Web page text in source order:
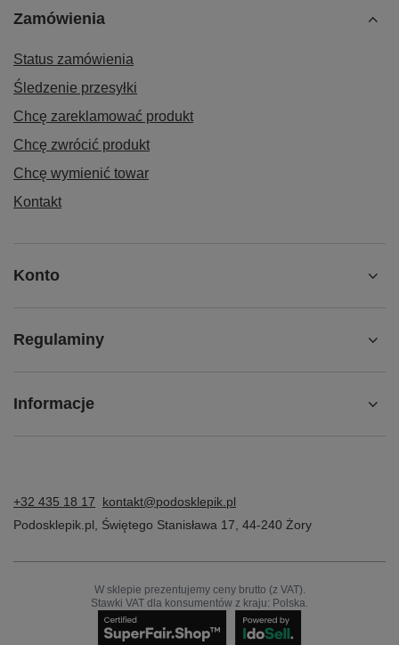
Zamówienia
Status zamówienia
Śledzenie przesyłki
Chcę zareklamować produkt
Chcę zwrócić produkt
Chcę wymienić towar
Kontakt
Konto
Regulaminy
Informacje
+32 435 18 17
kontakt@podosklepik.pl
Podosklepik.pl
Świętego Stanisława 17 44-240 Żory
W sklepie prezentujemy ceny brutto (z VAT).
Stawki VAT dla konsumentów z kraju: Polska.